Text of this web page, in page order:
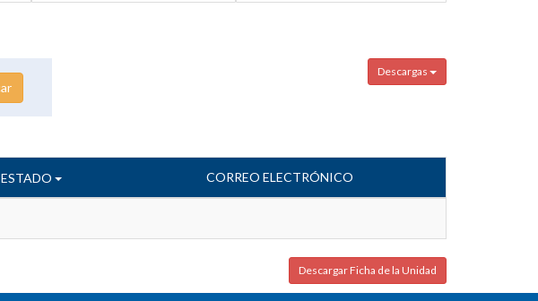
Descargas
ESTADO CORREO ELECTRÓNICO
Descargar Ficha de la Unidad